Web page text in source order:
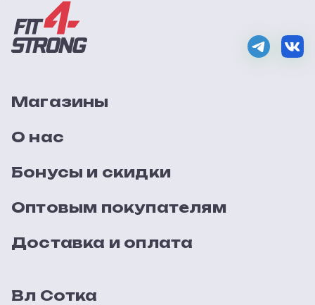
Магазины
О нас
Бонусы и скидки
Оптовым покупателям
Доставка и оплата
Вл Сотка